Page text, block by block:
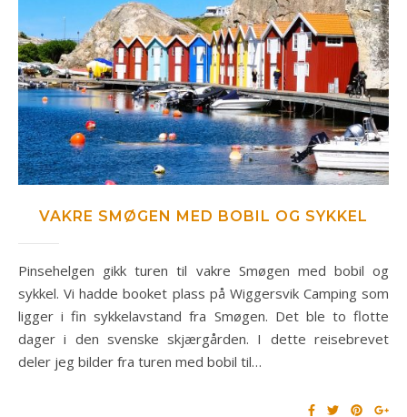
VAKRE SMØGEN MED BOBIL OG SYKKEL
Pinsehelgen gikk turen til vakre Smøgen med bobil og
sykkel. Vi hadde booket plass på Wiggersvik Camping som
ligger i fin sykkelavstand fra Smøgen. Det ble to flotte
dager i den svenske skjærgården. I dette reisebrevet
deler jeg bilder fra turen med bobil til…